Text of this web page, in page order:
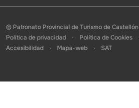
© Patronato Provincial de Turismo de Castellón
Política de privacidad
Política de Cookies
Accesibilidad
Mapa-web SAT